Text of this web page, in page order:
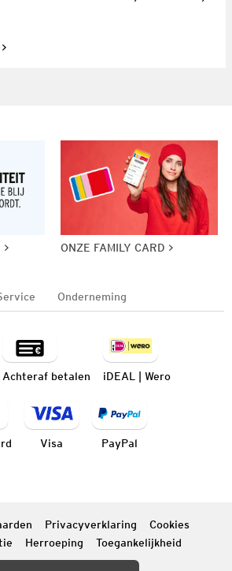
ONZE FAMILY CARD
Onderneming
Achteraf betalen iDEAL | Wero
Visa PayPal
Privacyverklaring
Cookies
Herroeping Toegankelijkheid